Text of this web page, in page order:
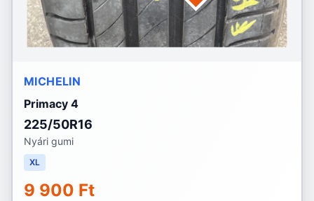
MICHELIN
Primacy 4
225/50R16
Nyári gumi
XL
9 900 Ft